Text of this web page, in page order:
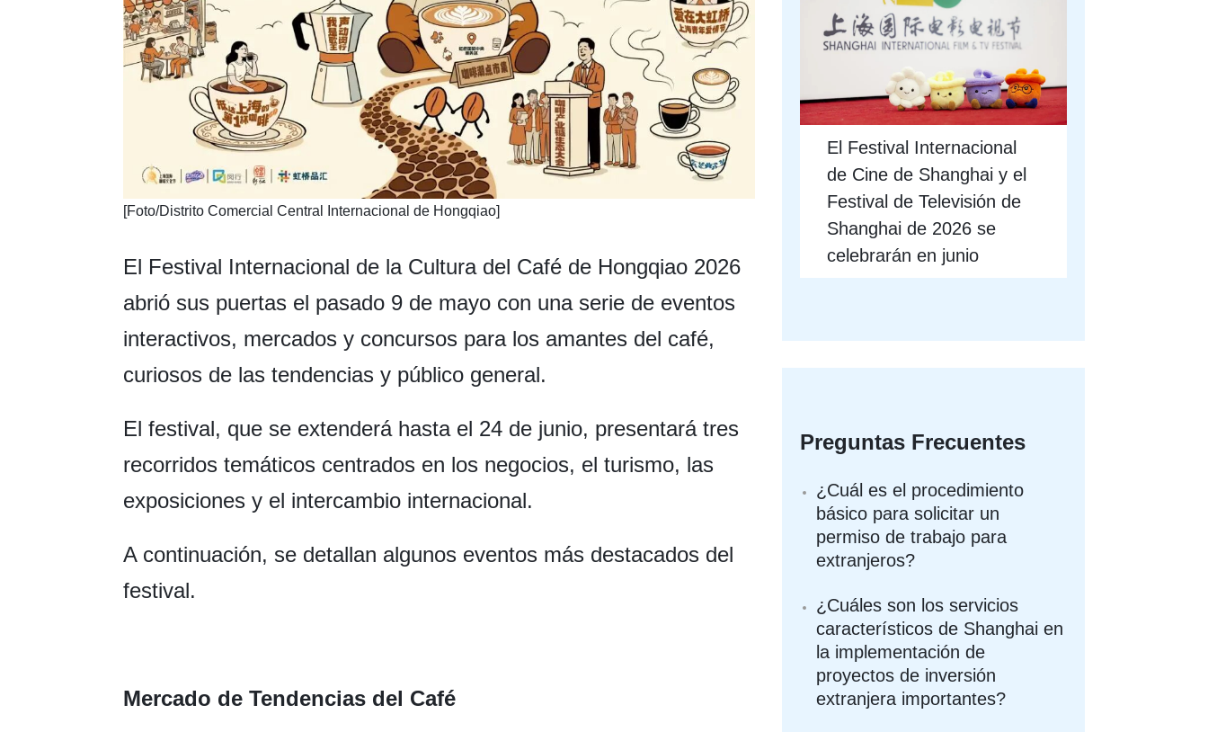
​[Foto/Distrito Comercial Central Internacional de Hongqiao]
El Festival Internacional de la Cultura del Café de Hongqiao 2026
abrió sus puertas el pasado 9 de mayo con una serie de eventos
interactivos, mercados y concursos para los amantes del café,
curiosos de las tendencias y público general.
El festival, que se extenderá hasta el 24 de junio, presentará tres
recorridos temáticos centrados en los negocios, el turismo, las
exposiciones y el intercambio internacional.
A continuación, se detallan algunos eventos más destacados del
festival.
Mercado de Tendencias del Café
El Festival Internacional
de Cine de Shanghai y el
Festival de Televisión de
Shanghai de 2026 se
celebrarán en junio
Preguntas Frecuentes
¿Cuál es el procedimiento
básico para solicitar un
permiso de trabajo para
extranjeros?
¿Cuáles son los servicios
característicos de Shanghai en
la implementación de
proyectos de inversión
extranjera importantes?